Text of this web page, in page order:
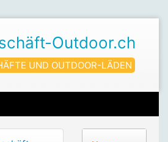
Outdoor.ch
UND OUTDOOR-LÄDEN